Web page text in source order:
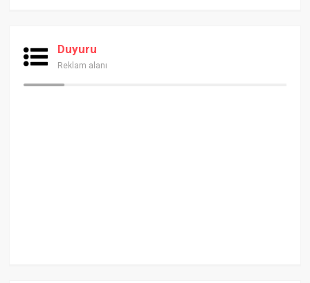
Duyuru
Reklam alanı